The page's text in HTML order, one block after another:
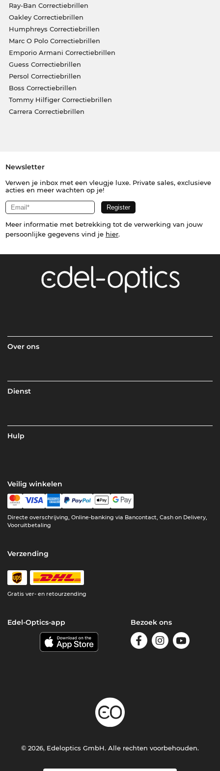
Ray-Ban Correctiebrillen
Oakley Correctiebrillen
Humphreys Correctiebrillen
Marc O Polo Correctiebrillen
Emporio Armani Correctiebrillen
Guess Correctiebrillen
Persol Correctiebrillen
Boss Correctiebrillen
Tommy Hilfiger Correctiebrillen
Carrera Correctiebrillen
Newsletter
Verwen je inbox met een vleugje luxe. Private sales, exclusieve
acties en meer wachten op je!
Meer informatie met betrekking tot de verwerking van jouw
persoonlijke gegevens vind je hier.
Over ons
Dienst
Hulp
Veilig winkelen
Directe overschrijving, Online-banking via Bancontact, Cash on Delivery,
Vooruitbetaling
Verzending
Gratis ver- en retourzending
Edel-Optics-app Bezoek ons
© 2026, Edeloptics GmbH. Alle rechten voorbehouden.